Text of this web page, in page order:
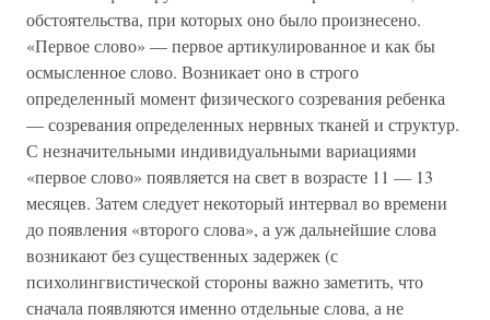
обстоятельства, при которых оно было произнесено.
«Первое слово» — первое артикулированное и как бы
осмысленное слово. Возникает оно в строго
определенный момент физического созревания ребенка
— созревания определенных нервных тканей и структур.
С незначительными индивидуальными вариациями
«первое слово» появляется на свет в возрасте 11 — 13
месяцев. Затем следует некоторый интервал во времени
до появления «второго слова», а уж дальнейшие слова
возникают без существенных задержек (с
психолингвистической стороны важно заметить, что
сначала появляются именно отдельные слова, а не